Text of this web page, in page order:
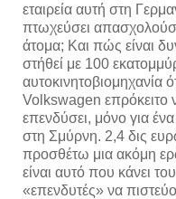
εταιρεία αυτή στη
πτωχεύσει
άτομα; Και πώς είναι
στήθεί με 100
αυτοκινητοβιομηχανία
Volkswagen επρόκειτο
επενδύσει, μόνο για
στη Σμύρνη. 2,4 δις
προσθέτω μια ακόμη
είναι αυτό που κάνει
«επενδυτές» να